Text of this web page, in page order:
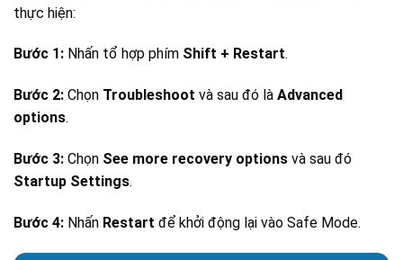
thực hiện:
Bước 1: Nhấn tổ hợp phím Shift + Restart.
Bước 2: Chọn Troubleshoot và sau đó là Advanced
options.
Bước 3: Chọn See more recovery options và sau đó
Startup Settings.
Bước 4: Nhấn Restart để khởi động lại vào Safe Mode.